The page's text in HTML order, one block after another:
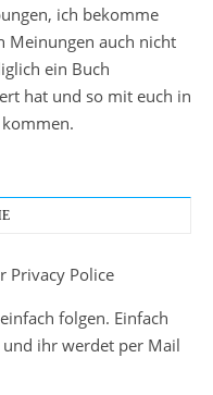
ich bekomme
Meinungen auch nicht
ein Buch
hat und so mit euch in
Privacy Police
folgen. Einfach
ihr werdet per Mail